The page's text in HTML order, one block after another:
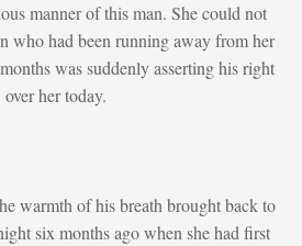
manner of this man. She could not
who had been running away from her
was suddenly asserting his right
over her today.
warmth of his breath brought back to
six months ago when she had first